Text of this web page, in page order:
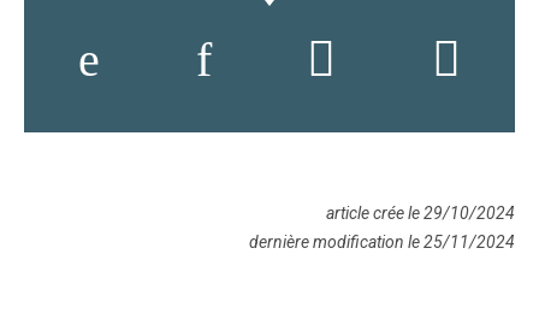
article crée le 29/10/2024
dernière modification le 25/11/2024